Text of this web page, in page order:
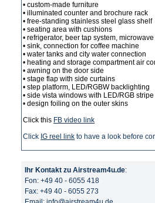
• custom-made furniture
• illuminated counter and brochure rack
• free-standing stainless steel glass shelf
• seating area with cushions
• refrigerator, beer tap system, microwave
• sink, connection for coffee machine
• water tanks and city water connection
• heating and storage compartment air
• awning on the door side
• stage flap with side curtains
• step platform, LED/RGBW backlighting
• side vista windows with LED/RGB
• design foiling on the outer skins
Click this FB video link
Click IG reel link to have a look before
Ihr Kontakt zu Airstream4u.de:
Fon: +49 40 - 6055 418
Fax: +49 40 - 6055 273